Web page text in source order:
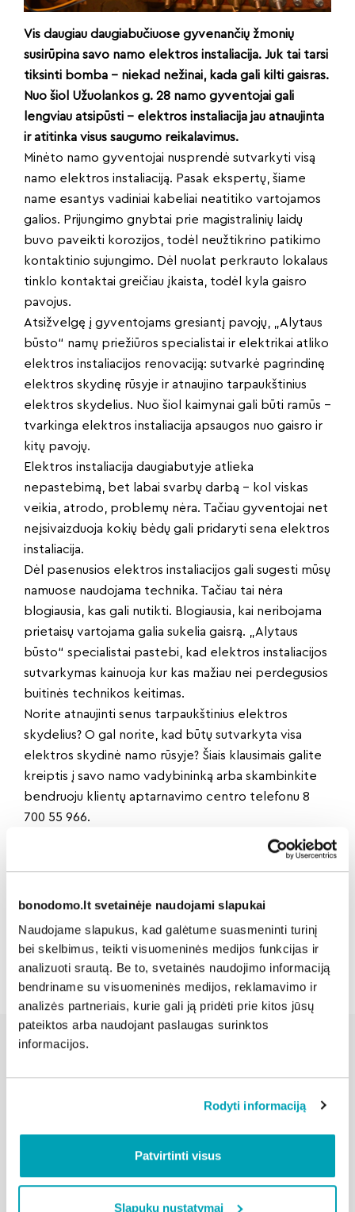
bonodomo.lt svetainėje naudojami slapukai
Naudojame slapukus, kad galėtume suasmeninti turinį
bei skelbimus, teikti visuomeninės medijos funkcijas ir
analizuoti srautą. Be to, svetainės naudojimo informaciją
bendriname su visuomeninės medijos, reklamavimo ir
analizės partneriais, kurie gali ją pridėti prie kitos jūsų
pateiktos arba naudojant paslaugas surinktos
informacijos.
Rodyti informaciją
Patvirtinti visus
Slapukų nustatymai
Vis daugiau daugiabučiuose gyvenančių žmonių
susirūpina savo namo elektros instaliacija. Juk tai tarsi
tiksinti bomba – niekad nežinai, kada gali kilti gaisras.
Nuo šiol Užuolankos g. 28 namo gyventojai gali
lengviau atsipūsti – elektros instaliacija jau atnaujinta
ir atitinka visus saugumo reikalavimus.
Minėto namo gyventojai nusprendė sutvarkyti visą
namo elektros instaliaciją. Pasak ekspertų, šiame
name esantys vadiniai kabeliai neatitiko vartojamos
galios. Prijungimo gnybtai prie magistralinių laidų
buvo paveikti korozijos, todėl neužtikrino patikimo
kontaktinio sujungimo. Dėl nuolat perkrauto lokalaus
tinklo kontaktai greičiau įkaista, todėl kyla gaisro
pavojus.
Atsižvelgę į gyventojams gresiantį pavojų, „Alytaus
būsto“ namų priežiūros specialistai ir elektrikai atliko
elektros instaliacijos renovaciją: sutvarkė pagrindinę
elektros skydinę rūsyje ir atnaujino tarpaukštinius
elektros skydelius. Nuo šiol kaimynai gali būti ramūs –
tvarkinga elektros instaliacija apsaugos nuo gaisro ir
kitų pavojų.
Elektros instaliacija daugiabutyje atlieka
nepastebimą, bet labai svarbų darbą – kol viskas
veikia, atrodo, problemų nėra. Tačiau gyventojai net
neįsivaizduoja kokių bėdų gali pridaryti sena elektros
instaliacija.
Dėl pasenusios elektros instaliacijos gali sugesti mūsų
namuose naudojama technika. Tačiau tai nėra
blogiausia, kas gali nutikti. Blogiausia, kai neribojama
prietaisų vartojama galia sukelia gaisrą. „Alytaus
būsto“ specialistai pastebi, kad elektros instaliacijos
sutvarkymas kainuoja kur kas mažiau nei perdegusios
buitinės technikos keitimas.
Norite atnaujinti senus tarpaukštinius elektros
skydelius? O gal norite, kad būtų sutvarkyta visa
elektros skydinė namo rūsyje? Šiais klausimais galite
kreiptis į savo namo vadybininką arba skambinkite
bendruoju klientų aptarnavimo centro telefonu 8
700 55 966.
Dalintis naujiena: